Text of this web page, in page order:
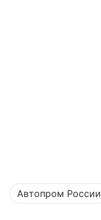
Автопром России